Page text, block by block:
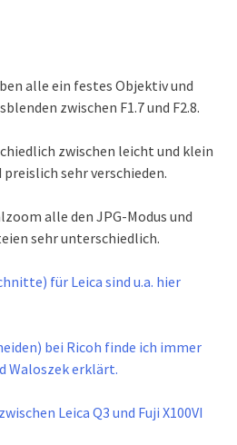
alle ein festes Objektiv und
zwischen F1.7 und F2.8.
zwischen leicht und klein
sehr verschieden.
alle den JPG-Modus und
sehr unterschiedlich.
für Leica sind u.a. hier
bei Ricoh finde ich immer
Waloszek erklärt.
Leica Q3 und Fuji X100VI